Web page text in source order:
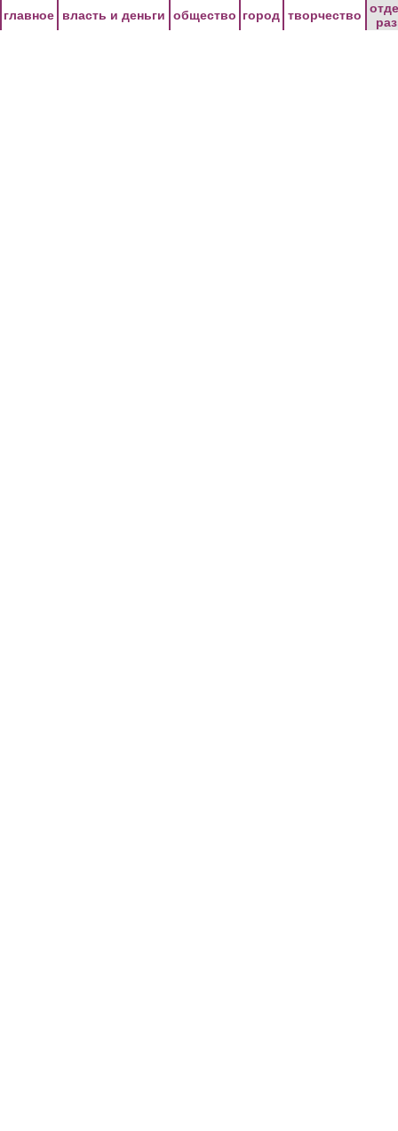
главное власть и деньги общество город творчество